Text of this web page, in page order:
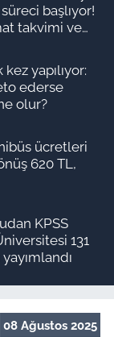
başlıyor!
takvimi ve
yapılıyor:
ederse
olur?
ücretleri
620 TL,
KPSS
131
08 Ağustos 2025